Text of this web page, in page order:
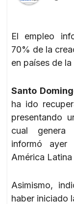
El empleo
70% de la
en países de la
Santo
ha ido
presentando
cual genera
informó ayer
América
Asimismo,
haber iniciado